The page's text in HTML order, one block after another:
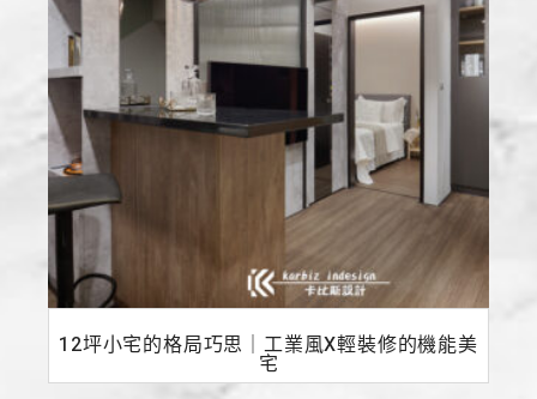
12坪小宅的格局巧思｜工業風X輕裝修的機能美
宅